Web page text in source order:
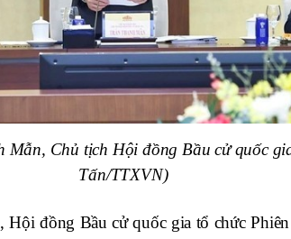
Mẫn, Chủ tịch Hội đồng Bầu cử quốc
Tấn/TTXVN)
Hội đồng Bầu cử quốc gia tổ chức